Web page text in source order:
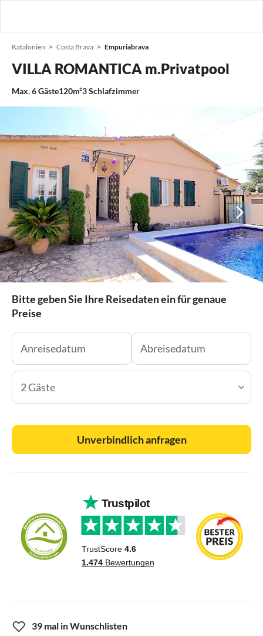
Katalonien Costa Brava Empuriabrava
VILLA ROMANTICA m.Privatpool
Max.6Gäste120m²3Schlafzimmer
Bitte geben Sie Ihre Reisedaten ein für genaue
Preise
2 Gäste
Unverbindlich anfragen
39 mal in Wunschlisten